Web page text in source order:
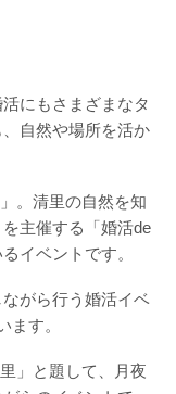
にもさまざまなタ
自然や場所を活か
。清里の自然を知
主催する「婚活de
イベントです。
がら行う婚活イベ
ます。
」と題して、月夜